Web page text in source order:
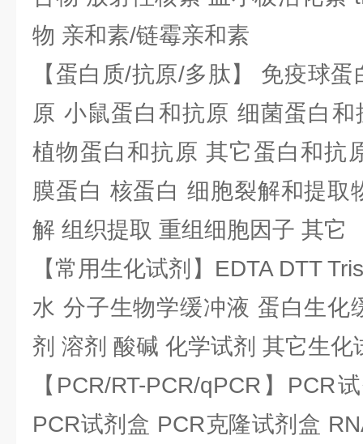
物 亲和素/链霉亲和素
【蛋白质/抗原/多肽】 免疫球
原 小鼠蛋白和抗原 细菌蛋白
植物蛋白和抗原 其它蛋白和抗
膜蛋白 核蛋白 细胞裂解和提取
解 组织提取 重组细胞因子 其它
【常用生化试剂】EDTA DTT
水 分子生物学缓冲液 蛋白生化
剂 溶剂 酸碱 化学试剂 其它生化
【PCR/RT-PCR/qPCR】PCR
PCR试剂盒 PCR克隆试剂盒